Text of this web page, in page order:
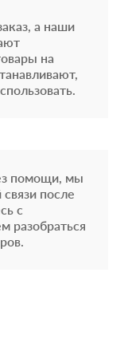
а наши
на
помощи, мы
после
с
разобраться